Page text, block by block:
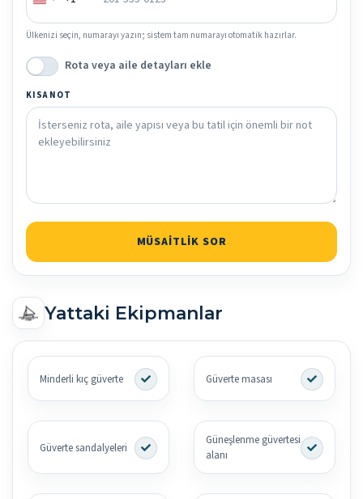
Ülkenizi seçin, numarayı yazın; sistem tam numarayı otomatik hazırlar.
Rota veya aile detayları ekle
KISA NOT
MÜSAITLIK SOR
Yattaki Ekipmanlar
Minderli kıç güverte Güverte masası
Güverte sandalyeleri
Güneşlenme güvertesi
alanı